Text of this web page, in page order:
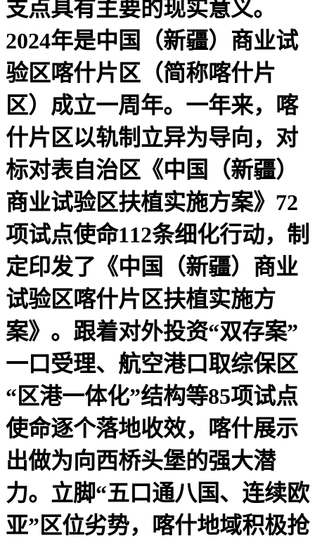
支点具有主要的现实意义。
2024年是中国（新疆）商业试
验区喀什片区（简称喀什片
区）成立一周年。一年来，喀
什片区以轨制立异为导向，对
标对表自治区《中国（新疆）
商业试验区扶植实施方案》72
项试点使命112条细化行动，制
定印发了《中国（新疆）商业
试验区喀什片区扶植实施方
案》。跟着对外投资“双存案”
一口受理、航空港口取综保区
“区港一体化”结构等85项试点
使命逐个落地收效，喀什展示
出做为向西桥头堡的强大潜
力。立脚“五口通八国、连续欧
亚”区位劣势，喀什地域积极抢